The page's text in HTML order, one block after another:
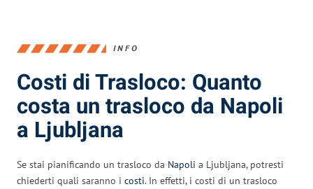
INFO
Costi di Trasloco: Quanto
costa un trasloco da Napoli
a Ljubljana
Se stai pianificando un trasloco da Napoli a Ljubljana, potresti
chiederti quali saranno i costi. In effetti, i costi di un trasloco